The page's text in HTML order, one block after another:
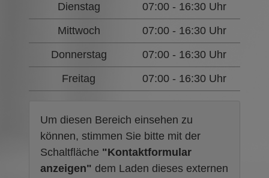
Dienstag
07:00 - 16:30 Uhr
Mittwoch
07:00 - 16:30 Uhr
Donnerstag
07:00 - 16:30 Uhr
Freitag
07:00 - 16:30 Uhr
Um diesen Bereich einsehen zu
können, stimmen Sie bitte mit der
Schaltfläche "Kontaktformular
anzeigen" dem Laden dieses externen